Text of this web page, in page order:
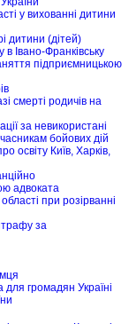
у вихованні дитини
дитини (дітей)
Івано-Франківську
підприємницькою
смерті родичів на
за невикористані
бойових дій
освіту Київ, Харків,
адвоката
при розірванні
за
громадян Україні